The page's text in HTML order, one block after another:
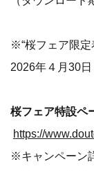
※“桜フェア限定
2026年４月30日
桜フェア特設ペ
※キャンペーン